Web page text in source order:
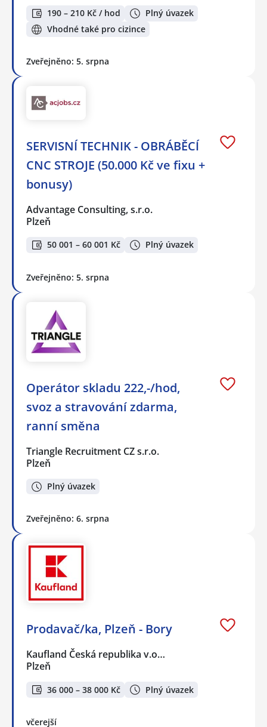
190 – 210 Kč / hod
Plný úvazek
Vhodné také pro cizince
Zveřejněno: 5. srpna
SERVISNÍ TECHNIK - OBRÁBĚCÍ
CNC STROJE (50.000 Kč ve fixu +
bonusy)
Advantage Consulting, s.r.o.
Plzeň
50 001 – 60 001 Kč Plný úvazek
Zveřejněno: 5. srpna
Operátor skladu 222,-/hod,
svoz a stravování zdarma,
ranní směna
Triangle Recruitment CZ s.r.o.
Plzeň
Plný úvazek
Zveřejněno: 6. srpna
Prodavač/ka, Plzeň - Bory
Kaufland Česká republika v.o…
Plzeň
36 000 – 38 000 Kč Plný úvazek
včerejší